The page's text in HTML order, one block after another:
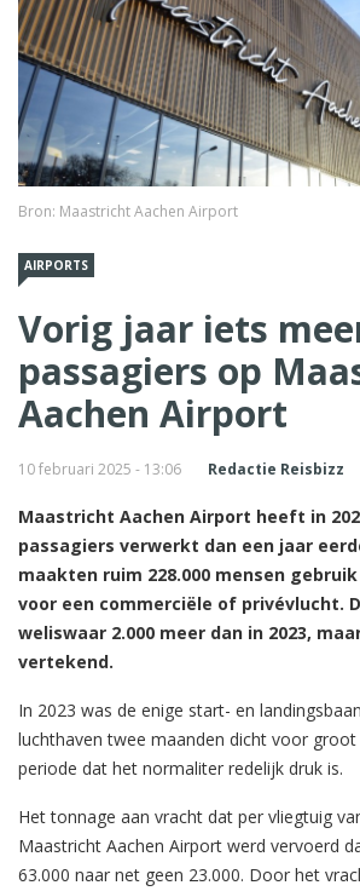
Bron: Maastricht Aachen Airport
AIRPORTS
Vorig jaar iets
passagiers op
Aachen Airport
10 februari 2025 - 13:06 Redactie Reisbizz
Maastricht Aachen Airport heeft in
passagiers verwerkt dan een jaar
maakten ruim 228.000 mensen
voor een commerciële of privévlucht.
weliswaar 2.000 meer dan in 2023,
vertekend.
In 2023 was de enige start- en
luchthaven twee maanden dicht voor
periode dat het normaliter redelijk druk is.
Het tonnage aan vracht dat per vliegtuig
Maastricht Aachen Airport werd vervoerd
63.000 naar net geen 23.000. Door het